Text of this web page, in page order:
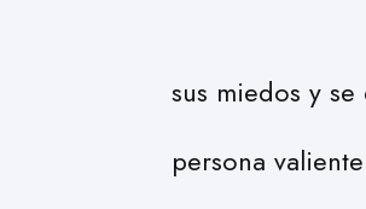
sus miedos y
persona